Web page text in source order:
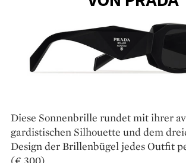
Diese Sonnenbrille rundet mit ihrer
gardistischen Silhouette und dem
Design der Brillenbügel jedes Outfit